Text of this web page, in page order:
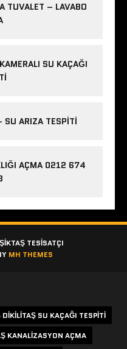
TUVALET – LAVABO
SU KAÇAĞI
SU ARIZA TESPITI
AÇMA 0212 674
TESISATÇI
MH THEMES
DIKILITAŞ SU KAÇAĞI TESPITI
KANALIZASYON AÇMA